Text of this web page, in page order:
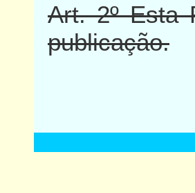
Art. 2º Esta
publicação.